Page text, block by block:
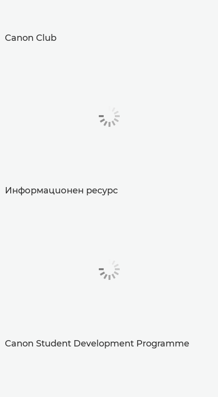
Canon Club
Информационен ресурс
Canon Student Development Programme